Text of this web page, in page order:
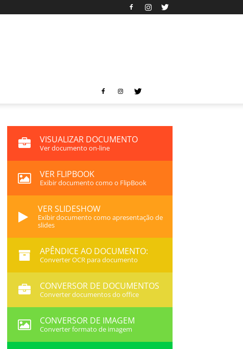
VISUALIZAR DOCUMENTO
Ver documento on-line
VER FLIPBOOK
Exibir documento como o FlipBook
VER SLIDESHOW
Exibir documento como apresentação de
slides
APÊNDICE AO DOCUMENTO:
Converter OCR para documento
CONVERSOR DE DOCUMENTOS
Converter documentos do office
CONVERSOR DE IMAGEM
Converter formato de imagem